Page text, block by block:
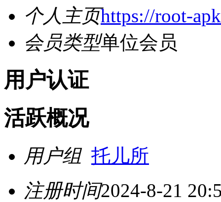
个人主页https://root-
会员类型单位会员
用户认证
活跃概况
用户组 托儿所
注册时间2024-8-21